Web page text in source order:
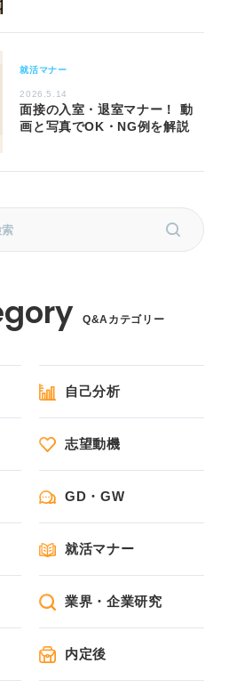
就活マナー
2026.5.14
面接の入室・退室マナー！ 動
画と写真でOK・NG例を解説
Q&Aカテゴリー
自己分析
志望動機
GD・GW
就活マナー
業界・企業研究
内定後